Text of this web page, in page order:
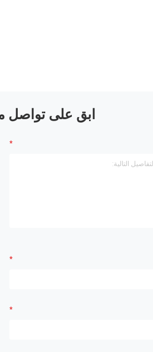
ابق على تواصل